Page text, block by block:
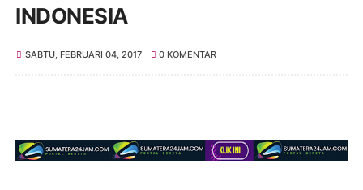
INDONESIA
SABTU, FEBRUARI 04, 2017 0 KOMENTAR